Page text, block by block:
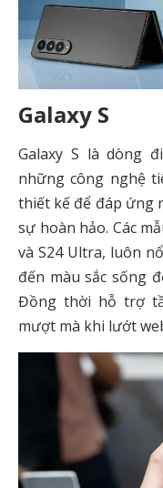
Galaxy S
Galaxy S là dòng
những công nghệ
thiết kế để đáp ứng
sự hoàn hảo. Các
và S24 Ultra, luôn
đến màu sắc sống
Đồng thời hỗ trợ
mượt mà khi lướt